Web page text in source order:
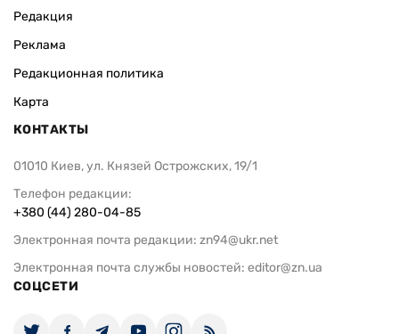
Редакция
Реклама
Редакционная политика
Карта
КОНТАКТЫ
01010 Киев, ул. Князей Острожских, 19/1
Телефон редакции:
+380 (44) 280-04-85
Электронная почта редакции: zn94@ukr.net
Электронная почта службы новостей: editor@zn.ua
СОЦСЕТИ